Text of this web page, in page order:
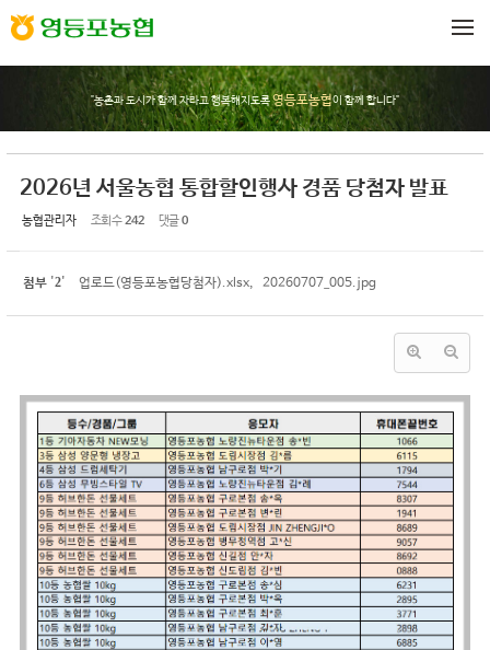
"농촌과 도시가 함께 자라고 행복해지도록영등포농협이 함께 합니다"
2026년 서울농협 통합할인행사 경품 당첨자 발표
농협관리자 조회 수242 댓글0
첨부 '2' 업로드(영등포농협당첨자).xlsx, 20260707_005.jpg